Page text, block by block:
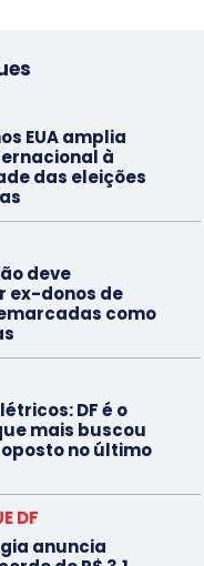
EUA amplia
à
das eleições
deve
ex-donos de
como
DF é o
mais buscou
no último
DF
anuncia